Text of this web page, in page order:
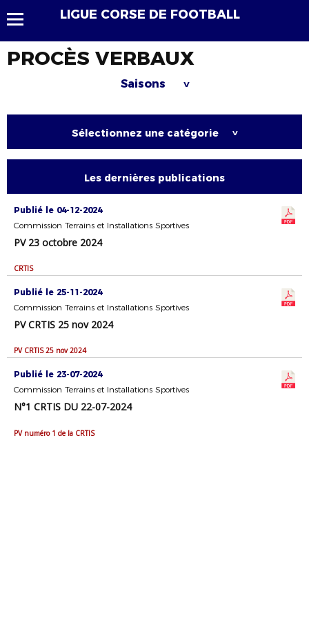
LIGUE CORSE DE FOOTBALL
PROCÈS VERBAUX
Saisons >
Sélectionnez une catégorie >
Les dernières publications
Publié le 04-12-2024
Commission Terrains et Installations Sportives
PV 23 octobre 2024
CRTIS
Publié le 25-11-2024
Commission Terrains et Installations Sportives
PV CRTIS 25 nov 2024
PV CRTIS 25 nov 2024
Publié le 23-07-2024
Commission Terrains et Installations Sportives
N°1 CRTIS DU 22-07-2024
PV numéro 1 de la CRTIS